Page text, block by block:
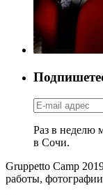
Раз в неделю
в Сочи.
Gruppetto Camp
работы,